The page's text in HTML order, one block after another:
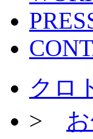
クロ
>